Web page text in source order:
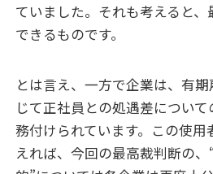
ていました。それも考えると
できるものです。
とは言え、一方で企業は、有
じて正社員との処遇差につい
務付けられています。この使
えれば、今回の最高裁判断の、